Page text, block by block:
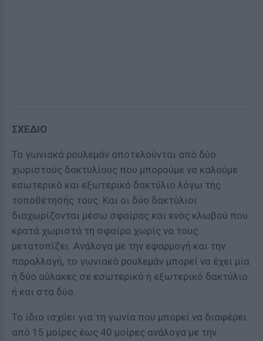
ΣΧΕΔΙΟ
Τα γωνιακά ρουλεμάν αποτελούνται από δύο
χωριστούς δακτυλίους που μπορούμε να καλούμε
εσωτερικό και εξωτερικό δακτύλιο λόγω της
τοποθέτησής τους. Και οι δύο δακτύλιοι
διαχωρίζονται μέσω σφαίρας και ενός κλωβού που
κρατά χωριστά τη σφαίρα χωρίς να τους
μετατοπίζει. Ανάλογα με την εφαρμογή και την
παραλλαγή, το γωνιακό ρουλεμάν μπορεί να έχει μία
ή δύο αύλακες σε εσωτερικό ή εξωτερικό δακτύλιο
ή και στα δύο.
Το ίδιο ισχύει για τη γωνία που μπορεί να διαφέρει
από 15 μοίρες έως 40 μοίρες ανάλογα με την